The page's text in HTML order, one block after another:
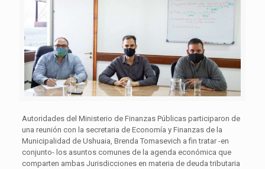
Autoridades del Ministerio de Finanzas Públicas participaron de
una reunión con la secretaria de Economía y Finanzas de la
Municipalidad de Ushuaia, Brenda Tomasevich a fin tratar -en
conjunto- los asuntos comunes de la agenda económica que
comparten ambas Jurisdicciones en materia de deuda tributaria